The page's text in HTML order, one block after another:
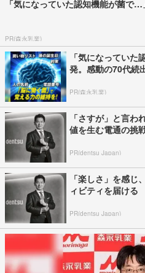
「気になっていた認知機能が菌で
PR(森永乳業)
「気になってい
発。感動の70代続
PR(森永乳業)
「さすが」と言わ
値を生む電通の挑
PR(dentsu Japan)
「楽しさ」を感じ
ィビティを届ける
PR(dentsu Japan)